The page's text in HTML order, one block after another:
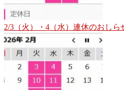
2/3（火）・4（水）連休のおしら